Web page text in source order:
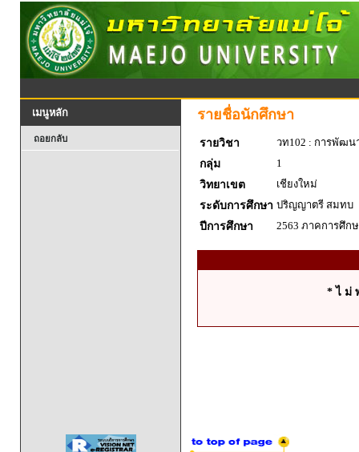
เมนูหลัก
ถอยกลับ
รายชื่อนักศึกษา
รายวิชา
วท102 : การพัฒน
กลุ่ม
1
วิทยาเขต
เชียงใหม่
ระดับการศึกษา ปริญญาตรี สมทบ
ปีการศึกษา
2563 ภาคการศึก
* ไ ม่